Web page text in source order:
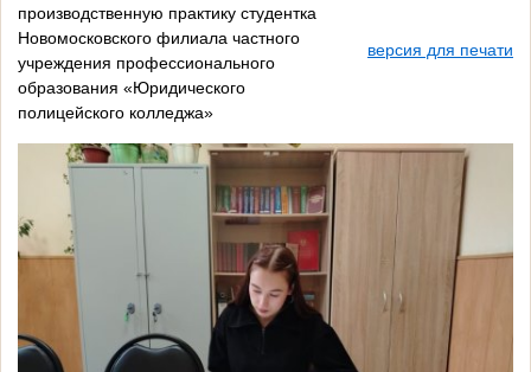
производственную практику студентка
Новомосковского филиала частного
учреждения профессионального
образования «Юридического
полицейского колледжа»
версия для печати